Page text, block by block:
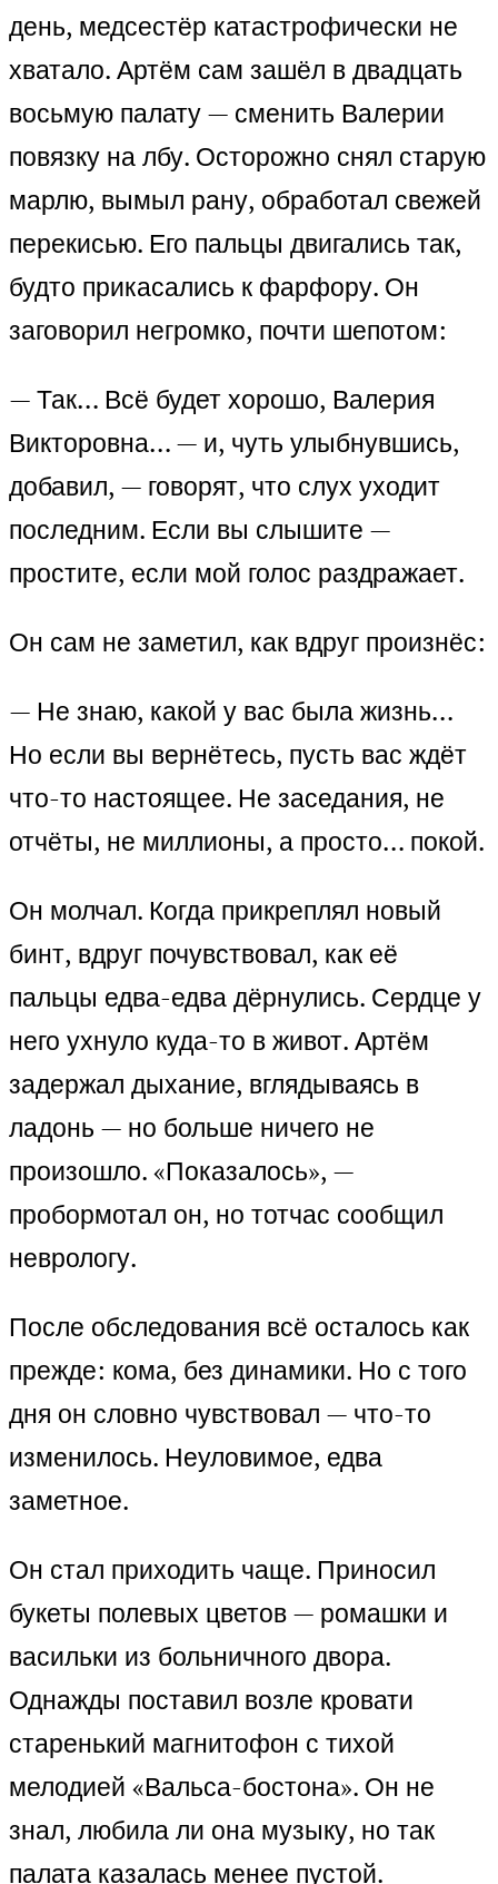
день, медсестёр катастрофически не
хватало. Артём сам зашёл в двадцать
восьмую палату — сменить Валерии
повязку на лбу. Осторожно снял старую
марлю, вымыл рану, обработал свежей
перекисью. Его пальцы двигались так,
будто прикасались к фарфору. Он
заговорил негромко, почти шепотом:
— Так… Всё будет хорошо, Валерия
Викторовна… — и, чуть улыбнувшись,
добавил, — говорят, что слух уходит
последним. Если вы слышите —
простите, если мой голос раздражает.
Он сам не заметил, как вдруг произнёс:
— Не знаю, какой у вас была жизнь…
Но если вы вернётесь, пусть вас ждёт
что-то настоящее. Не заседания, не
отчёты, не миллионы, а просто… покой.
Он молчал. Когда прикреплял новый
бинт, вдруг почувствовал, как её
пальцы едва-едва дёрнулись. Сердце у
него ухнуло куда-то в живот. Артём
задержал дыхание, вглядываясь в
ладонь — но больше ничего не
произошло. «Показалось», —
пробормотал он, но тотчас сообщил
неврологу.
После обследования всё осталось как
прежде: кома, без динамики. Но с того
дня он словно чувствовал — что-то
изменилось. Неуловимое, едва
заметное.
Он стал приходить чаще. Приносил
букеты полевых цветов — ромашки и
васильки из больничного двора.
Однажды поставил возле кровати
старенький магнитофон с тихой
мелодией «Вальса-бостона». Он не
знал, любила ли она музыку, но так
палата казалась менее пустой.